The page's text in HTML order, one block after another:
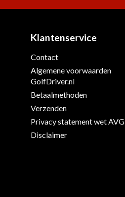
Klantenservice
Contact
Algemene voorwaarden
GolfDriver.nl
Betaalmethoden
Verzenden
Privacy statement wet AVG
Disclaimer